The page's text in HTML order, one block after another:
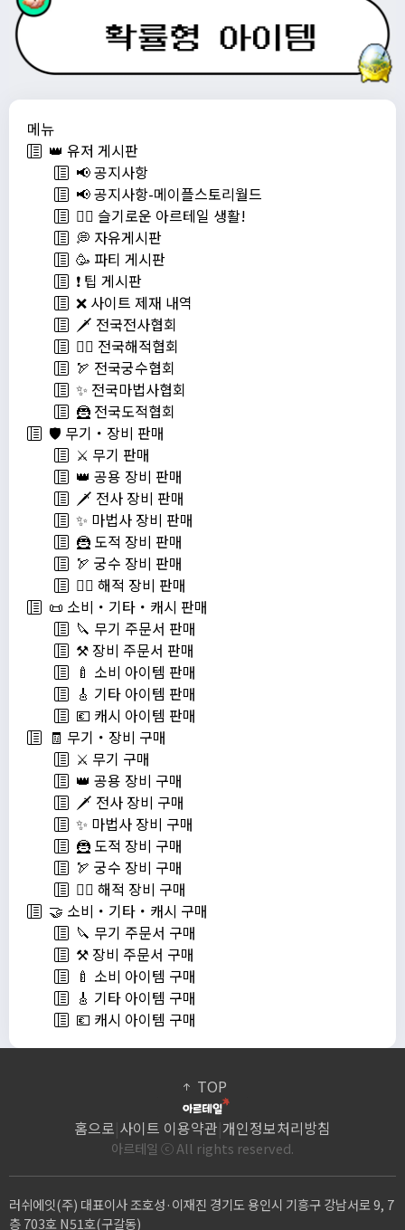
메뉴
👑 유저 게시판
📢 공지사항
📢 공지사항-메이플스토리월드
💁‍♂ 슬기로운 아르테일 생활!
💭 자유게시판
🥳 파티 게시판
❗️ 팁 게시판
❌ 사이트 제재 내역
🗡️ 전국전사협회
🏴‍☠️ 전국해적협회
🏹 전국궁수협회
✨ 전국마법사협회
🦹 전국도적협회
🛡️ 무기・장비 판매
⚔️ 무기 판매
👑 공용 장비 판매
🗡️ 전사 장비 판매
✨ 마법사 장비 판매
🦹 도적 장비 판매
🏹 궁수 장비 판매
🏴‍☠️ 해적 장비 판매
📜 소비・기타・캐시 판매
🔪 무기 주문서 판매
⚒️ 장비 주문서 판매
🍼 소비 아이템 판매
🎸 기타 아이템 판매
💶 캐시 아이템 판매
🧾 무기・장비 구매
⚔️ 무기 구매
👑 공용 장비 구매
🗡️ 전사 장비 구매
✨ 마법사 장비 구매
🦹 도적 장비 구매
🏹 궁수 장비 구매
🏴‍☠️ 해적 장비 구매
🤝 소비・기타・캐시 구매
🔪 무기 주문서 구매
⚒️ 장비 주문서 구매
🍼 소비 아이템 구매
🎸 기타 아이템 구매
💶 캐시 아이템 구매
TOP
홈으로 사이트 이용약관 개인정보처리방침
아르테일 ⓒ All rights reserved.
러쉬에잇(주) 대표이사 조호성·이재진 경기도 용인시 기흥구 강남서로 9, 7
층 703호 N51호(구갈동)